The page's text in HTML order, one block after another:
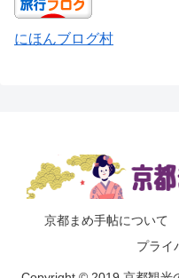
にほんブログ村
京都まめ手帖について
プライ